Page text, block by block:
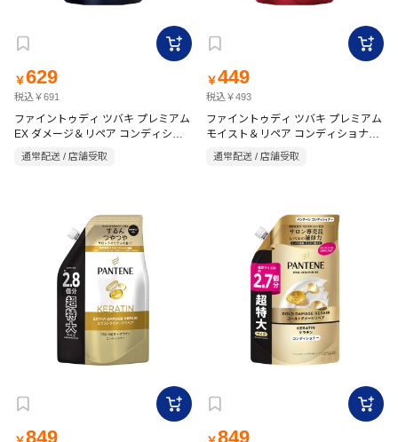
￥629
税込￥691
ファイントゥディ ツバキ プレミアム
EX ダメージ＆リペア コンディショ
ナートリートメント詰替 300ml
通常配送 / 店舗受取
￥449
税込￥493
ファイントゥディ ツバキ プレミアム
モイスト＆リペア コンディショナー
詰替 300ml
通常配送 / 店舗受取
849 849